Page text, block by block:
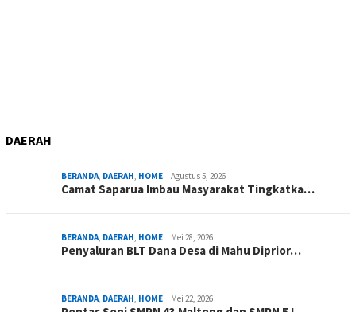
DAERAH
BERANDA, DAERAH, HOME Agustus 5, 2026
Camat Saparua Imbau Masyarakat Tingkatka…
BERANDA, DAERAH, HOME Mei 28, 2026
Penyaluran BLT Dana Desa di Mahu Diprior…
BERANDA, DAERAH, HOME Mei 22, 2026